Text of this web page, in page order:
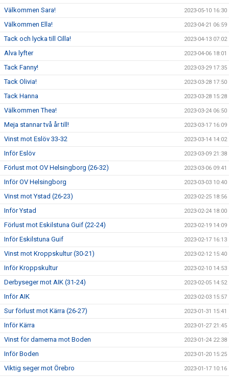
Välkommen Sara! 2023-05-10 16:30
Välkommen Ella! 2023-04-21 06:59
Tack och lycka till Cilla! 2023-04-13 07:02
Alva lyfter 2023-04-06 18:01
Tack Fanny! 2023-03-29 17:35
Tack Olivia! 2023-03-28 17:50
Tack Hanna 2023-03-28 15:28
Välkommen Thea! 2023-03-24 06:50
Meja stannar två år till! 2023-03-17 16:09
Vinst mot Eslöv 33-32 2023-03-14 14:02
Inför Eslöv 2023-03-09 21:38
Förlust mot OV Helsingborg (26-32) 2023-03-06 09:41
Inför OV Helsingborg 2023-03-03 10:40
Vinst mot Ystad (26-23) 2023-02-25 18:56
Inför Ystad 2023-02-24 18:00
Förlust mot Eskilstuna Guif (22-24) 2023-02-19 14:09
Inför Eskilstuna Guif 2023-02-17 16:13
Vinst mot Kroppskultur (30-21) 2023-02-12 15:40
Inför Kroppskultur 2023-02-10 14:53
Derbyseger mot AIK (31-24) 2023-02-05 14:52
Inför AIK 2023-02-03 15:57
Sur förlust mot Kärra (26-27) 2023-01-31 15:41
Inför Kärra 2023-01-27 21:45
Vinst för damerna mot Boden 2023-01-24 22:38
Inför Boden 2023-01-20 15:25
Viktig seger mot Örebro 2023-01-17 10:16